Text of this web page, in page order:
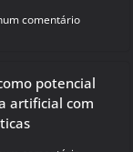
comentário
potencial
artificial com